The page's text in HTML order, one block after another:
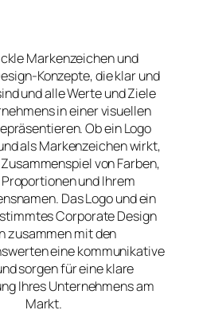
Markenzeichen und
Konzepte, die klar und
und alle Werte und Ziele
in einer visuellen
Ob ein Logo
als Markenzeichen wirkt,
von Farben,
und Ihrem
Das Logo und ein
Corporate Design
zusammen mit den
eine kommunikative
sorgen für eine klare
Ihres Unternehmens am
Markt.